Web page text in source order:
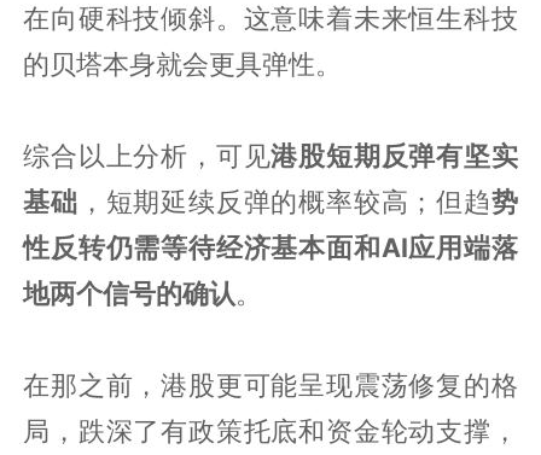
在向硬科技倾斜。这意味着未来恒生科技
的贝塔本身就会更具弹性。
综合以上分析，可见港股短期反弹有坚实
基础 ，短期延续反弹的概率较高；但趋势
性反转仍需等待经济基本面和AI应用端落
地两个信号的确认。
在那之前，港股更可能呈现震荡修复的格
局，跌深了有政策托底和资金轮动支撑，